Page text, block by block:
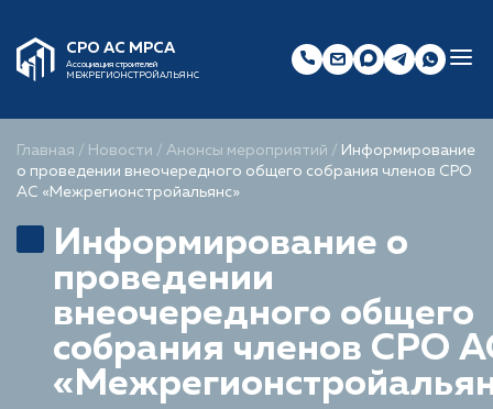
СРО АС МРСА
Ассоциация строителей
МЕЖРЕГИОНСТРОЙАЛЬЯНС
Главная / Новости / Анонсы мероприятий / Информирование
о проведении внеочередного общего собрания членов СРО
АС «Межрегионстройальянс»
Информирование о
проведении
внеочередного общего
собрания членов СРО